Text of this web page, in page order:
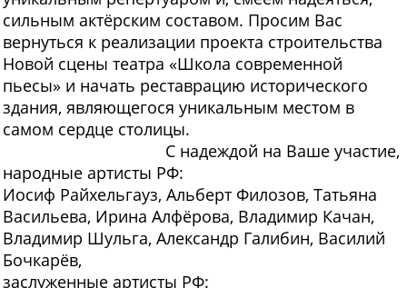
сильным актёрским составом. Просим Вас
вернуться к реализации проекта строительства
Новой сцены театра «Школа современной
пьесы» и начать реставрацию исторического
здания, являющегося уникальным местом в
самом сердце столицы.
С надеждой на Ваше участие,
народные артисты РФ:
Иосиф Райхельгауз, Альберт Филозов, Татьяна
Васильева, Ирина Алфёрова, Владимир Качан,
Владимир Шульга, Александр Галибин, Василий
Бочкарёв,
заслуженные артисты РФ: